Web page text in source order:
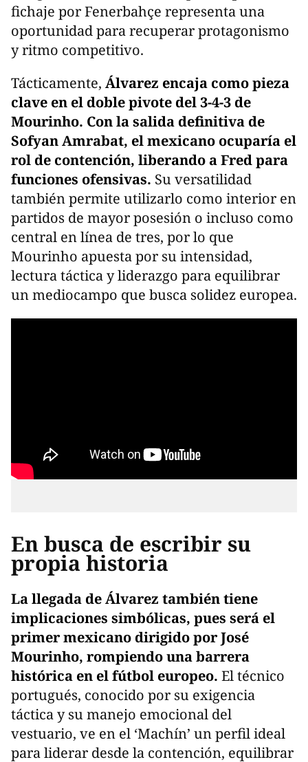
fichaje por Fenerbahçe representa una
oportunidad para recuperar protagonismo
y ritmo competitivo.
Tácticamente, Álvarez encaja como pieza
clave en el doble pivote del 3-4-3 de
Mourinho. Con la salida definitiva de
Sofyan Amrabat, el mexicano ocuparía el
rol de contención, liberando a Fred para
funciones ofensivas. Su versatilidad
también permite utilizarlo como interior en
partidos de mayor posesión o incluso como
central en línea de tres, por lo que
Mourinho apuesta por su intensidad,
lectura táctica y liderazgo para equilibrar
un mediocampo que busca solidez europea.
En busca de escribir su
propia historia
La llegada de Álvarez también tiene
implicaciones simbólicas, pues será el
primer mexicano dirigido por José
Mourinho, rompiendo una barrera
histórica en el fútbol europeo. El técnico
portugués, conocido por su exigencia
táctica y su manejo emocional del
vestuario, ve en el ‘Machín’ un perfil ideal
para liderar desde la contención, equilibrar